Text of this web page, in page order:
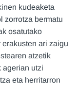
kudeaketa
zorrotza bermatu
osatutako
ari zaigu
atzetik
agerian utzi
eta herritarron